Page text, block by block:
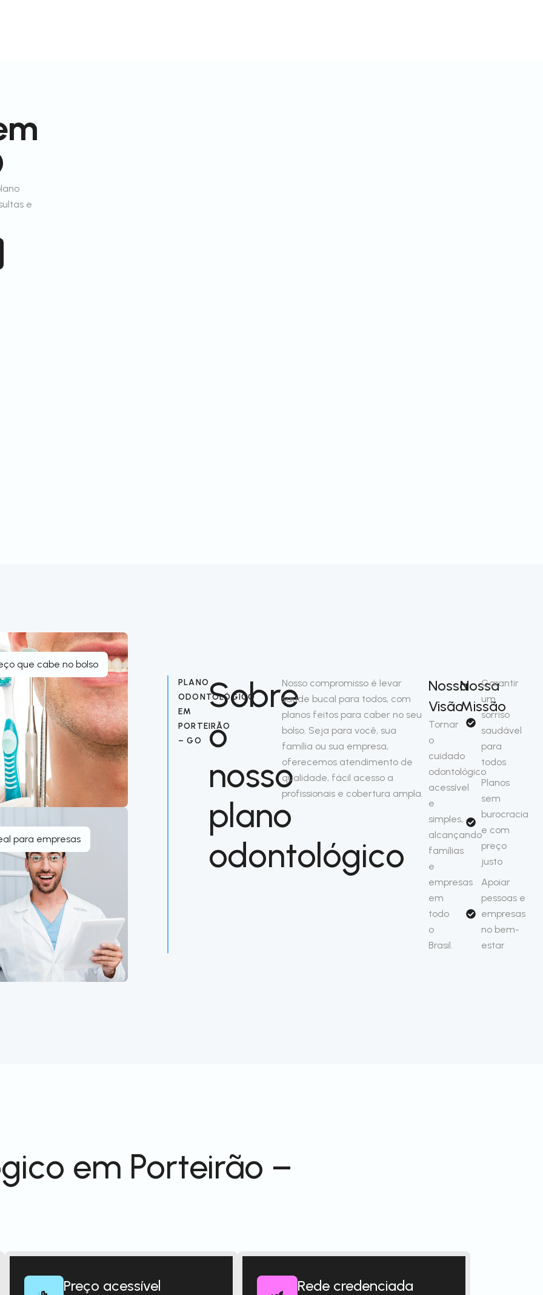
e
que cabe no bolso
para empresas
PLANO
ODONTOLÓGICO
EM
PORTEIRÃO
– GO
Sobre
o
nosso
plano
odontológico
Nosso compromisso é levar
saúde bucal para todos, com
planos feitos para caber no seu
bolso. Seja para você, sua
família ou sua empresa,
oferecemos atendimento de
qualidade, fácil acesso a
profissionais e cobertura ampla.
Nossa
Visão
Tornar
o
cuidado
odontológico
acessível
e
simples,
alcançando
famílias
e
empresas
em
todo
o
Brasil.
Nossa
Missão
Garantir
um
sorriso
saudável
para
todos
Planos
sem
burocracia
e com
preço
justo
Apoiar
pessoas e
empresas
no bem-
estar
em Porteirão –
Preço acessível
Rede credenciada